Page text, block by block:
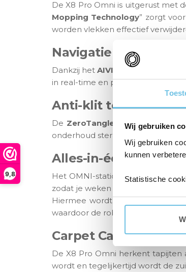
Wij gebruiken
Wij gebruiken
kunnen
Statistische
9,8
De X8 Pro Omni is uitgerust met
Mopping Technology” zorgt
worden vlekken effectief
Navigatie en
Dankzij hetAIVI 3D 3.0
in real-time en plant efficiënte
Anti-klit technologie
De ZeroTangle 2.0technologie
onderhoud sterk verminderd. Een
Alles-in-één station
Het OMNI-station voorziet in alle
zodat je weken geen omkijken
Hiermee wordt de robot van
waardoor de robot altijd klaar is
Carpet Care
De X8 Pro Omni herkent
wordt en tegelijkertijd wordt de